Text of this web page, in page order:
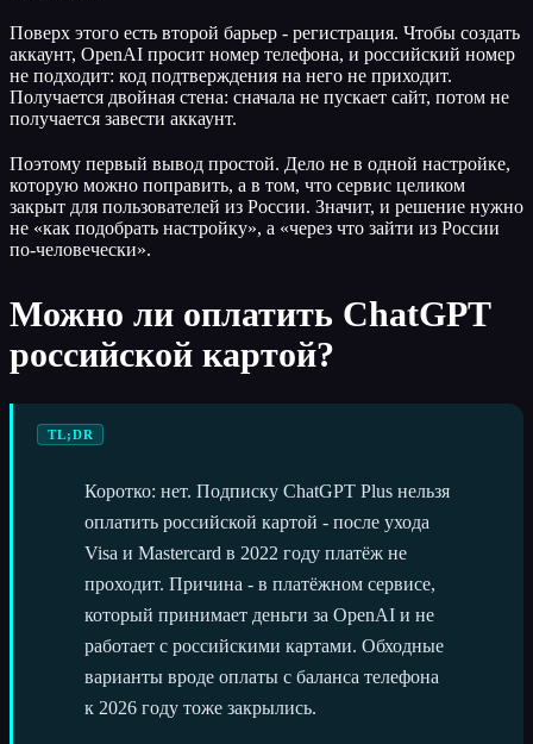
Поверх этого есть второй барьер - регистрация. Чтобы создать
аккаунт, OpenAI просит номер телефона, и российский номер
не подходит: код подтверждения на него не приходит.
Получается двойная стена: сначала не пускает сайт, потом не
получается завести аккаунт.
Поэтому первый вывод простой. Дело не в одной настройке,
которую можно поправить, а в том, что сервис целиком
закрыт для пользователей из России. Значит, и решение нужно
не «как подобрать настройку», а «через что зайти из России
по-человечески».
Можно ли оплатить ChatGPT
российской картой?
TL;DR
Коротко: нет. Подписку ChatGPT Plus нельзя
оплатить российской картой - после ухода
Visa и Mastercard в 2022 году платёж не
проходит. Причина - в платёжном сервисе,
который принимает деньги за OpenAI и не
работает с российскими картами. Обходные
варианты вроде оплаты с баланса телефона
к 2026 году тоже закрылись.